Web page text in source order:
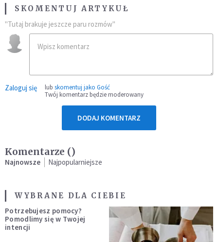
SKOMENTUJ ARTYKUŁ
"Tutaj brakuje jeszcze paru rozmów"
Zaloguj się lub skomentuj jako Gość
Twój komentarz będzie moderowany
DODAJ KOMENTARZ
Komentarze ()
Najnowsze Najpopularniejsze
WYBRANE DLA CIEBIE
Potrzebujesz pomocy?
Pomodlimy się w Twojej
intencji